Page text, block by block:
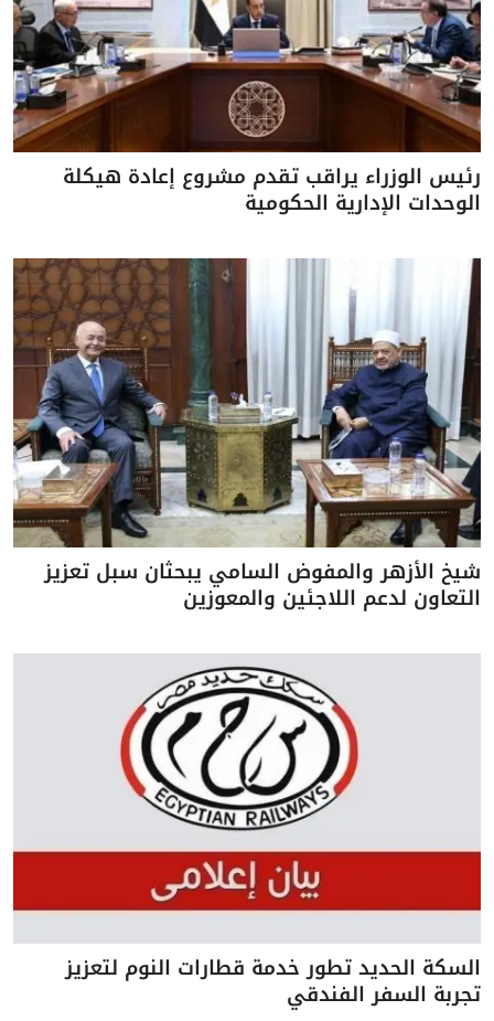
رئيس الوزراء يراقب تقدم مشروع إعادة هيكلة
الوحدات الإدارية الحكومية
شيخ الأزهر والمفوض السامي يبحثان سبل تعزيز
التعاون لدعم اللاجئين والمعوزين
السكة الحديد تطور خدمة قطارات النوم لتعزيز
تجربة السفر الفندقي